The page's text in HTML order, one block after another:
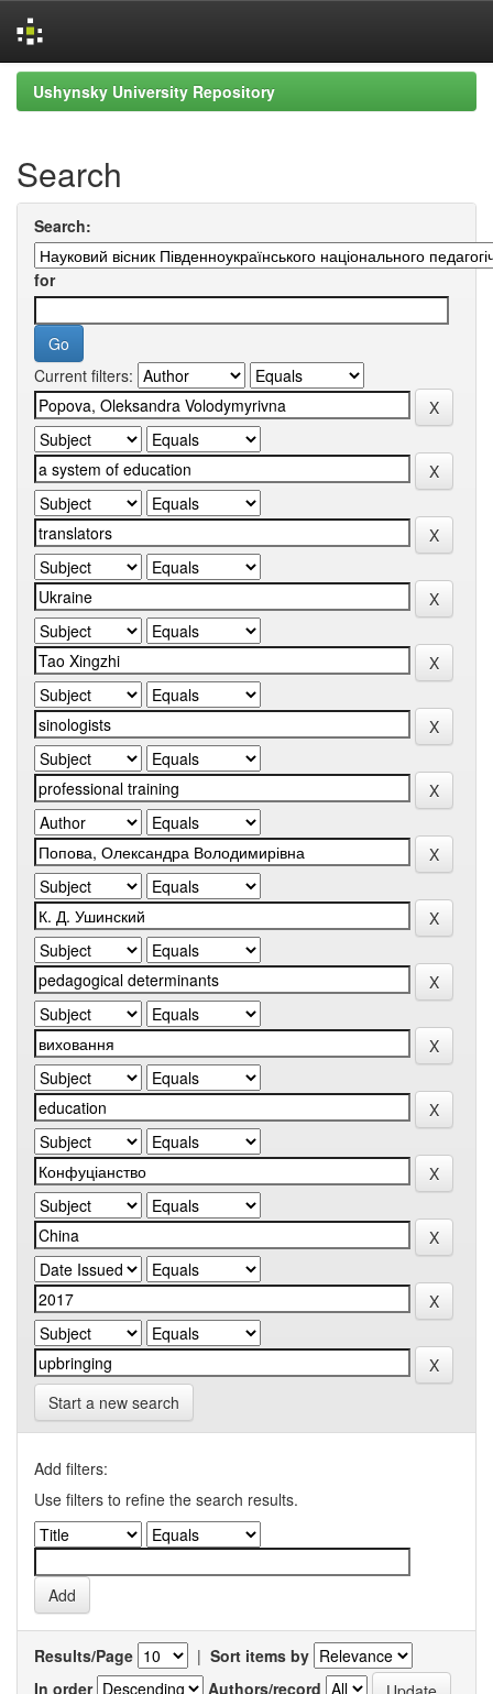
Skip
navigation
Ushynsky University Repository
Search
Search:
for
Current filters:
Start a new search
Add filters:
Use filters to refine the search results.
Results/Page | Sort items by
In order
Authors/record